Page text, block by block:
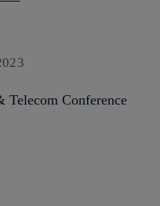
Telecom Conference